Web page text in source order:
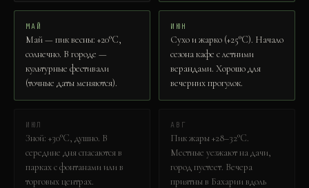
МАЙ
Май — пик весны: +20°C,
солнечно. В городе —
культурные фестивали
(точные даты меняются).
ИЮН
Сухо и жарко (+25°C). Начало
сезона кафе с летними
верандами. Хорошо для
вечерних прогулок.
ИЮЛ
Зной: +30°C, душно. В
середине дня спасаются в
парках с фонтанами или в
торговых центрах.
АВГ
Пик жары +28–32°C.
Местные уезжают на дачи,
город пустеет. Вечера
приятны в Бахарии вдоль